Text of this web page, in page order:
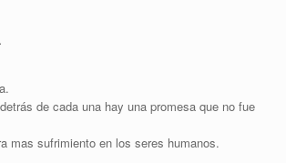
de cada una hay una promesa que no fue
mas sufrimiento en los seres humanos.